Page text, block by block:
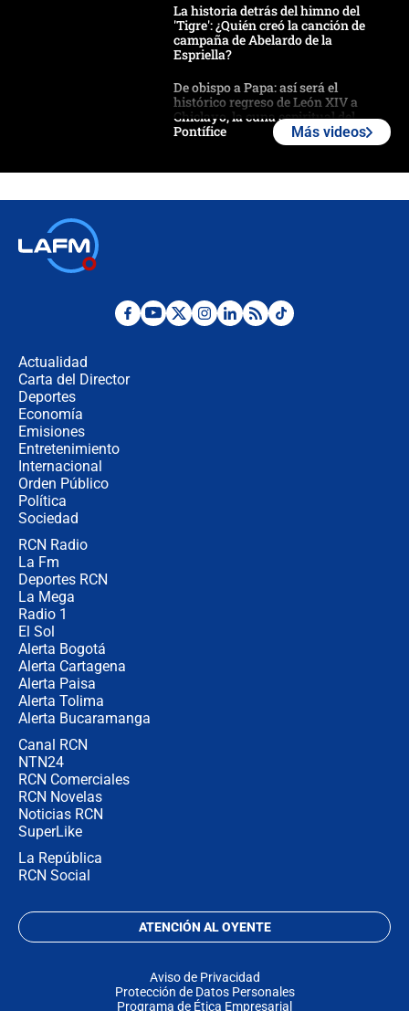
La historia detrás del himno del
'Tigre': ¿Quién creó la canción de
campaña de Abelardo de la
Espriella?
De obispo a Papa: así será el
histórico regreso de León XIV a
Chiclayo, la cuna espiritual del
Pontífice
¿La posesión de Abelardo De la
Más videos
Actualidad
Carta del Director
Deportes
Economía
Emisiones
Entretenimiento
Internacional
Orden Público
Política
Sociedad
RCN Radio
La Fm
Deportes RCN
La Mega
Radio 1
El Sol
Alerta Bogotá
Alerta Cartagena
Alerta Paisa
Alerta Tolima
Alerta Bucaramanga
Canal RCN
NTN24
RCN Comerciales
RCN Novelas
Noticias RCN
SuperLike
La República
RCN Social
ATENCIÓN AL OYENTE
Aviso de Privacidad
Protección de Datos Personales
Programa de Ética Empresarial